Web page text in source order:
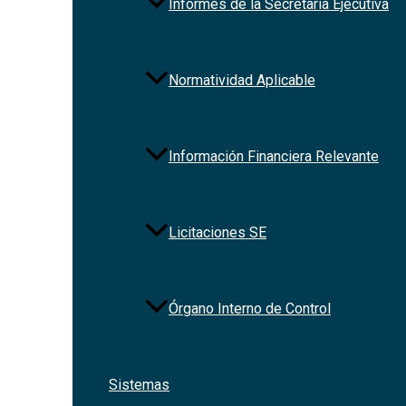
Informes de la Secretaría Ejecutiva
Normatividad Aplicable
Información Financiera Relevante
Licitaciones SE
Órgano Interno de Control
Sistemas